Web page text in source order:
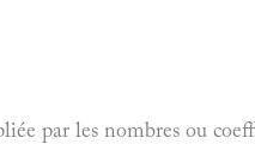
par les nombres ou